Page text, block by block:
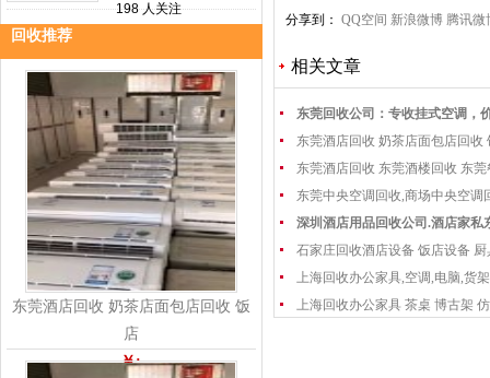
198 人关注
回收推荐
东莞酒店回收 奶茶店面包店回收 饭
店
￥:
分享到： QQ空间 新浪微博 腾讯微
相关文章
东莞回收公司：专收挂式空调，
东莞酒店回收 奶茶店面包店回收
东莞酒店回收 东莞酒楼回收 东
东莞中央空调回收,商场中央空调
深圳酒店用品回收公司.酒店家私
石家庄回收酒店设备 饭店设备 厨
上海回收办公家具,空调,电脑,货
上海回收办公家具 茶桌 博古架